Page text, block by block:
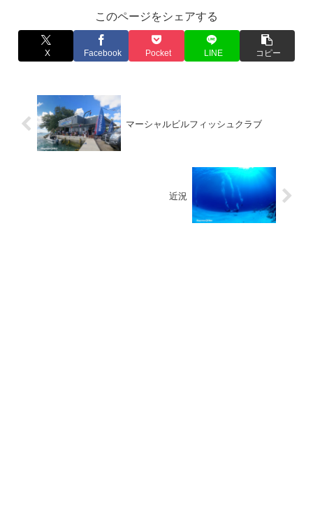
このページをシェアする
X Facebook Pocket LINE コピー
マーシャルビルフィッシュクラブ
近況